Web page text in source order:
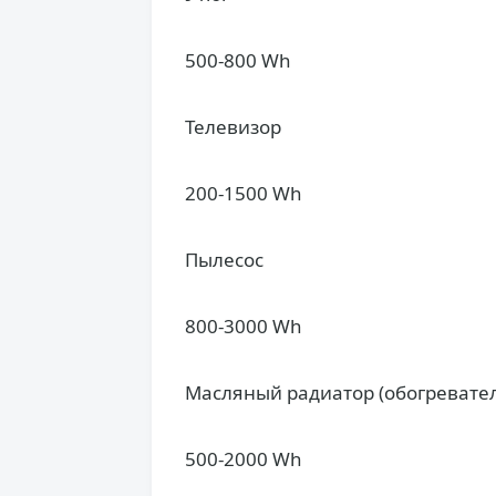
500-800 Wh
Телевизор
200-1500 Wh
Пылесос
800-3000 Wh
Масляный радиатор
500-2000 Wh